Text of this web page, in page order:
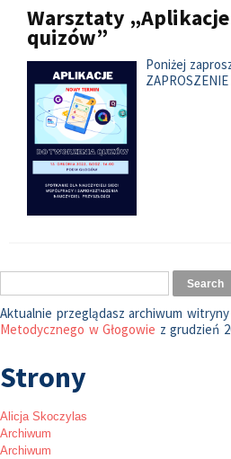
Warsztaty
quizów”
Poniżej
Aktualnie przeglądasz archiwum witryny
Metodycznego w Głogowie z grudzień
Strony
Alicja Skoczylas
Archiwum
Archiwum